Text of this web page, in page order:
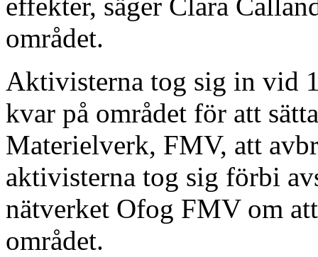
effekter, säger Clara
området.
Aktivisterna tog sig in vid
kvar på området för att
Materielverk, FMV, att
aktivisterna tog sig förbi
nätverket Ofog FMV om
området.